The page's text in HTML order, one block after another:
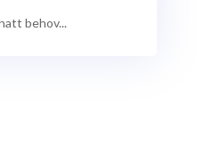
behov...